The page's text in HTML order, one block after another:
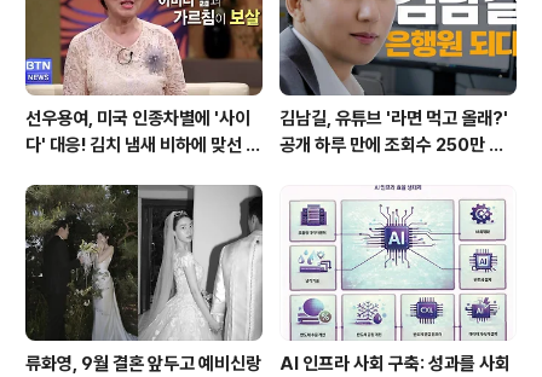
선우용여, 미국 인종차별에 '사이
다' 대응! 김치 냄새 비하에 맞선 통
김남길, 유튜브 '라면 먹고 올래?'
공개 하루 만에 조회수 250만 돌
류화영, 9월 결혼 앞두고 예비신랑
AI 인프라 사회 구축: 성과를 사회